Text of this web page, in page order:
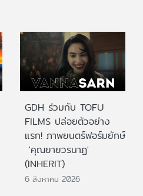
GDH ร่วมกับ TOFU
FILMS ปล่อยตัวอย่าง
แรก! ภาพยนตร์ฟอร์มยักษ์
'คุณยายวรนาฏ'
(INHERIT)
6 สิงหาคม 2026